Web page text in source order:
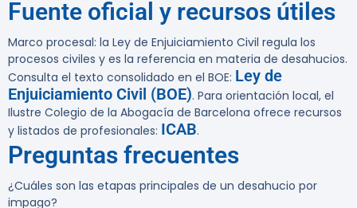
Fuente oficial y recursos útiles
Marco procesal: la Ley de Enjuiciamiento Civil regula los
procesos civiles y es la referencia en materia de desahucios.
Consulta el texto consolidado en el BOE: Ley de
Enjuiciamiento Civil (BOE). Para orientación local, el
Ilustre Colegio de la Abogacía de Barcelona ofrece recursos
y listados de profesionales: ICAB.
Preguntas frecuentes
¿Cuáles son las etapas principales de un desahucio por
impago?